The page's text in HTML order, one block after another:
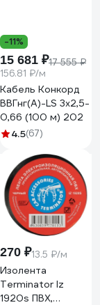
-11%
15 681 ₽17 555 ₽
156.81 ₽/м
Кабель Конкорд
ВВГнг(А)-LS 3х2,5-
0,66 (100 м) 202
4.5(67)
270 ₽13.5 ₽/м
Изолента
Terminator Iz
1920s ПВХ,